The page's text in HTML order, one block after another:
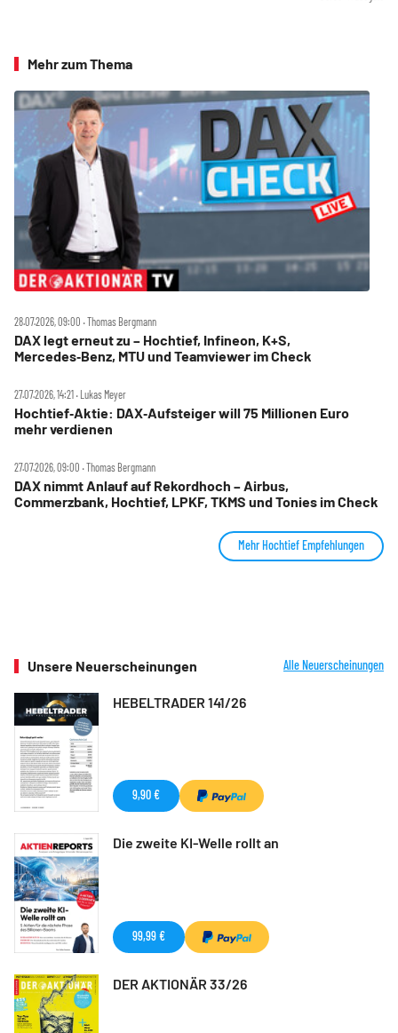
Mehr zum Thema
28.07.2026, 09:00 ‧ Thomas Bergmann
DAX legt erneut zu – Hochtief, Infineon, K+S,
Mercedes‑Benz, MTU und Teamviewer im Check
27.07.2026, 14:21 ‧ Lukas Meyer
Hochtief‑Aktie: DAX‑Aufsteiger will 75 Millionen Euro
mehr verdienen
27.07.2026, 09:00 ‧ Thomas Bergmann
DAX nimmt Anlauf auf Rekordhoch – Airbus,
Commerzbank, Hochtief, LPKF, TKMS und Tonies im Check
Mehr Hochtief Empfehlungen
Unsere Neuerscheinungen Alle Neuerscheinungen
HEBELTRADER 141/26
9,90 €
Die zweite KI-Welle rollt an
99,99 €
DER AKTIONÄR 33/26